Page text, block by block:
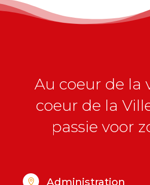
Au coeur de la
coeur de la
passie voor
 Administration